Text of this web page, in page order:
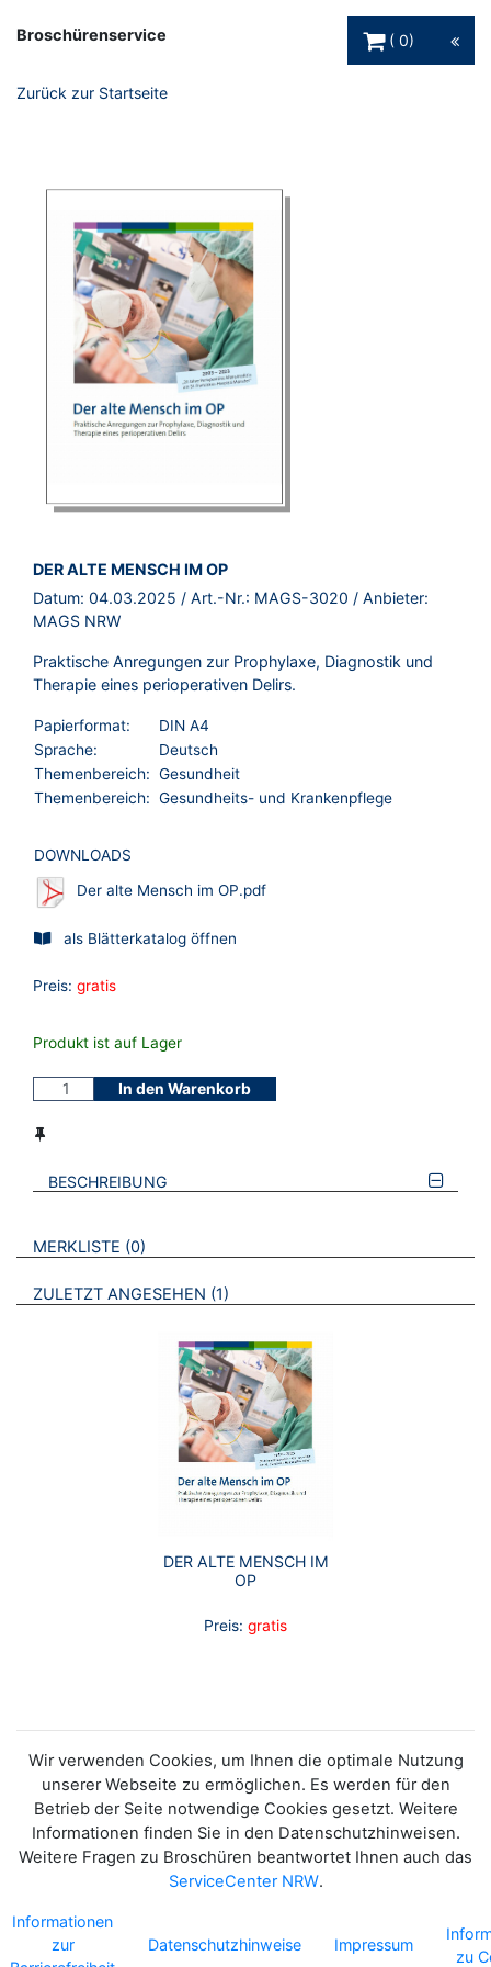
Broschürenservice
0
Zurück zur Startseite
BROSCHÜRE:
DER ALTE MENSCH IM OP
Datum: 04.03.2025 / Art.-Nr.: MAGS-3020 / Anbieter:
MAGS NRW
Praktische Anregungen zur Prophylaxe, Diagnostik und
Therapie eines perioperativen Delirs.
Papierformat:
DIN A4
Sprache:
Deutsch
Themenbereich: Gesundheit
Themenbereich: Gesundheits- und Krankenpflege
DOWNLOADS
Der alte Mensch im OP.pdf
als Blätterkatalog öffnen
Preis: gratis
Produkt ist auf Lager
In den Warenkorb
BESCHREIBUNG
VERWEISE AUF VERMERKTE- ODER ZULETZT ANGESEHENE
MERKLISTE 0 BROSCHÜREN
ZULETZT ANGESEHEN 1 BROSCHÜREN
DER ALTE MENSCH IM
OP
Preis: gratis
Wir verwenden Cookies, um Ihnen die optimale Nutzung
unserer Webseite zu ermöglichen. Es werden für den
Betrieb der Seite notwendige Cookies gesetzt. Weitere
Informationen finden Sie in den Datenschutzhinweisen.
Weitere Fragen zu Broschüren beantwortet Ihnen auch das
ServiceCenter NRW.
Informationen
zur
Datenschutzhinweise Impressum
zu